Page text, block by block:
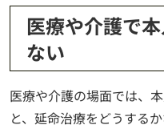
医療や介護で
ない
医療や介護の場面では、
と、延命治療をどうする